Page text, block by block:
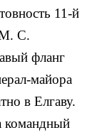
11-й
М. С.
фланг
майора
в Елгаву.
командный